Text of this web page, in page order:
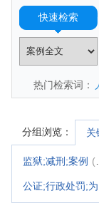
快速检索
热门检索词：
分组浏览： 关
监狱;减刑;案例 (249)